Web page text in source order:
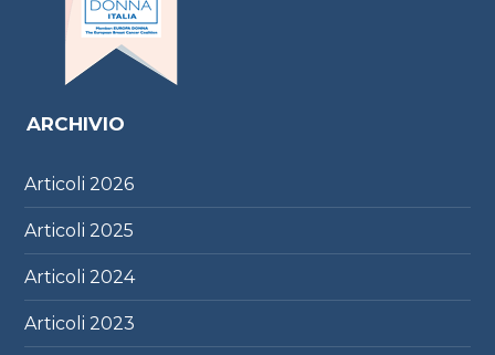
ARCHIVIO
Articoli2026
Articoli2025
Articoli2024
Articoli2023